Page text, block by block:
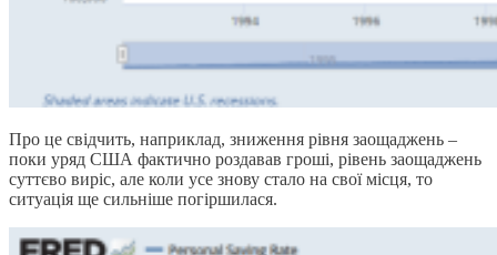
Про це свідчить, наприклад, зниження рівня заощаджень –
поки уряд США фактично роздавав гроші, рівень заощаджень
суттєво виріс, але коли усе знову стало на свої місця, то
ситуація ще сильніше погіршилася.